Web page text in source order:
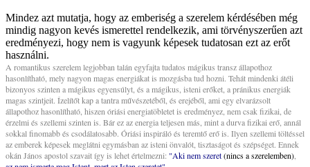
Mindez azt mutatja, hogy az emberiség a szerelem kérdésében még
mindig nagyon kevés ismerettel rendelkezik, ami törvényszerűen azt
eredményezi, hogy nem is vagyunk képesek tudatosan ezt az erőt
használni.
A romantikus szerelem legjobban talán egyfajta tudatos mágikus transz állapothoz
hasonlítható, mely nagyon magas energiákat is mozgásba tud hozni. Tehát mindenki átéli
bizonyos szinten a mágikus egyensúlyt, és a mágikus, isteni erőket, a pránikus energiák
magas szintjeit. Ízelítőt kap a tantra művészetéből, és erejéből, ami egy elvarázsolt
állapothoz hasonlítható, hiszen óriási energiatöbletet is eredményez, nem csak fizikai, de
érzelmi és szellemi szinten is. Bár ez az energia teljesen más, mint a durva fizikai erő, annál
sokkal finomabb és csodálatosabb. Óriási inspiráló és teremtő erő is. Ilyen szellemi töltéssel
az emberek képesek meglátni egymásban az isteni önvalót, tisztaságot és szépséget. Ennek
okán János apostol szavait így is lehet értelmezni: "Aki nem szeret(nincs a szerelemben),